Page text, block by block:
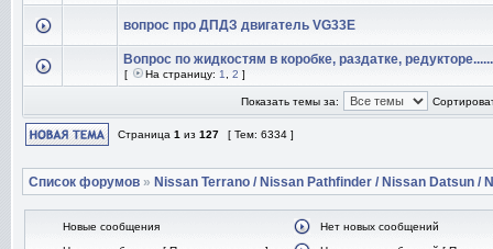
вопрос про ДПДЗ двигатель VG33E
Вопрос по жидкостям в коробке, раздатке, редукторе......
[ На страницу: 1 2 ]
Показать темы за:
Страница 1 из 127 [ Тем: 6334 ]
Список форумов » Nissan Terrano / Nissan Pathfinder / Nissan Datsun /
Новые сообщения
Нет новых сообщений